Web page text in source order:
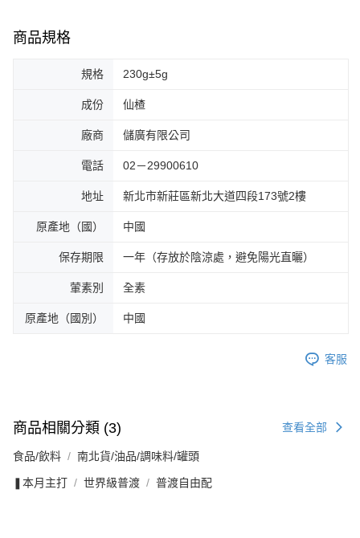
商品規格
規格 230g±5g
成份 仙楂
廠商 儲廣有限公司
電話 02－29900610
地址 新北市新莊區新北大道四段173號2樓
原產地（國） 中國
保存期限 一年（存放於陰涼處，避免陽光直曬）
葷素別 全素
原產地（國別） 中國
客服
商品相關分類 (3) 查看全部
食品/飲料 南北貨/油品/調味料/罐頭
❚本月主打 世界級普渡 普渡自由配